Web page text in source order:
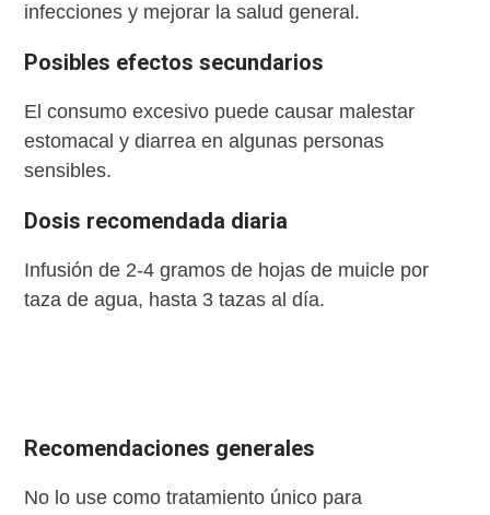
infecciones y mejorar la salud general.
Posibles efectos secundarios
El consumo excesivo puede causar malestar
estomacal y diarrea en algunas personas
sensibles.
Dosis recomendada diaria
Infusión de 2-4 gramos de hojas de muicle por
taza de agua, hasta 3 tazas al día.
Recomendaciones generales
No lo use como tratamiento único para